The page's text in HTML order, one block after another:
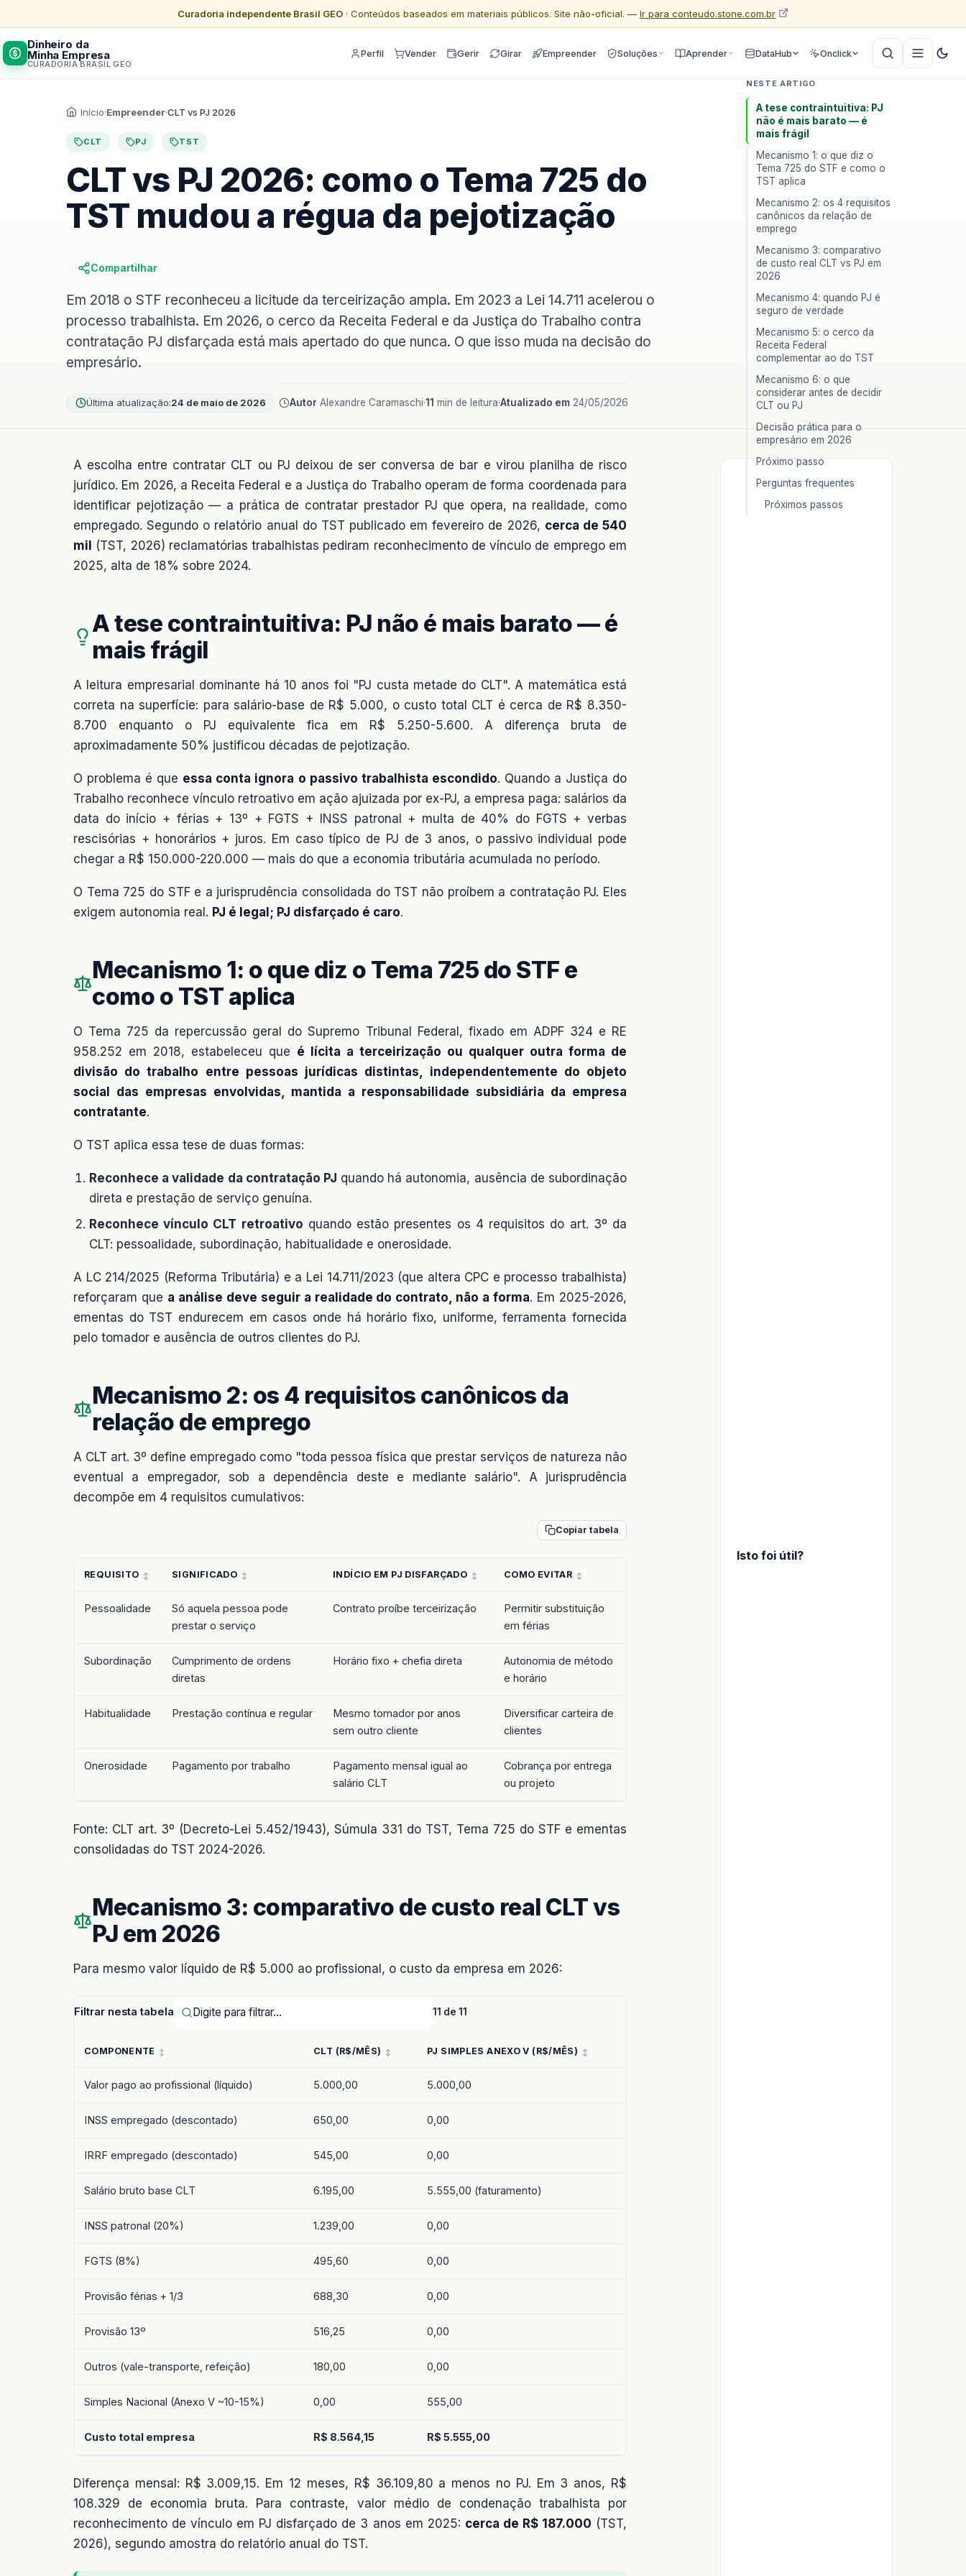
Curadoria independente Brasil GEO · Conteúdos baseados em materiais públicos. Site não-oficial. — Ir para conteudo.stone.com.br
Dinheiro da
Minha Empresa
CURADORIA BRASIL GEO
Perfil Vender Gerir Girar Empreender Soluções Aprender DataHub Onclick
Início·Empreender·CLT vs PJ 2026
CLT PJ TST
CLT vs PJ 2026: como o Tema 725 do
TST mudou a régua da pejotização
Compartilhar
Em 2018 o STF reconheceu a licitude da terceirização ampla. Em 2023 a Lei 14.711 acelerou o
processo trabalhista. Em 2026, o cerco da Receita Federal e da Justiça do Trabalho contra
contratação PJ disfarçada está mais apertado do que nunca. O que isso muda na decisão do
empresário.
Última atualização:24 de maio de 2026 Autor Alexandre Caramaschi·11 min de leitura·Atualizado em 24/05/2026
A escolha entre contratar CLT ou PJ deixou de ser conversa de bar e virou planilha de risco
jurídico. Em 2026, a Receita Federal e a Justiça do Trabalho operam de forma coordenada para
identificar pejotização — a prática de contratar prestador PJ que opera, na realidade, como
empregado. Segundo o relatório anual do TST publicado em fevereiro de 2026, cerca de 540
mil (TST, 2026) reclamatórias trabalhistas pediram reconhecimento de vínculo de emprego em
2025, alta de 18% sobre 2024.
A tese contraintuitiva: PJ não é mais barato — é
mais frágil
A leitura empresarial dominante há 10 anos foi "PJ custa metade do CLT". A matemática está
correta na superfície: para salário-base de R$ 5.000, o custo total CLT é cerca de R$ 8.350-
8.700 enquanto o PJ equivalente fica em R$ 5.250-5.600. A diferença bruta de
aproximadamente 50% justificou décadas de pejotização.
O problema é que essa conta ignora o passivo trabalhista escondido. Quando a Justiça do
Trabalho reconhece vínculo retroativo em ação ajuizada por ex-PJ, a empresa paga: salários da
data do início + férias + 13º + FGTS + INSS patronal + multa de 40% do FGTS + verbas
rescisórias + honorários + juros. Em caso típico de PJ de 3 anos, o passivo individual pode
chegar a R$ 150.000-220.000 — mais do que a economia tributária acumulada no período.
O Tema 725 do STF e a jurisprudência consolidada do TST não proíbem a contratação PJ. Eles
exigem autonomia real. PJ é legal; PJ disfarçado é caro.
Mecanismo 1: o que diz o Tema 725 do STF e
como o TST aplica
O Tema 725 da repercussão geral do Supremo Tribunal Federal, fixado em ADPF 324 e RE
958.252 em 2018, estabeleceu que é lícita a terceirização ou qualquer outra forma de
divisão do trabalho entre pessoas jurídicas distintas, independentemente do objeto
social das empresas envolvidas, mantida a responsabilidade subsidiária da empresa
contratante.
O TST aplica essa tese de duas formas:
Reconhece a validade da contratação PJ quando há autonomia, ausência de subordinação
direta e prestação de serviço genuína.
Reconhece vínculo CLT retroativo quando estão presentes os 4 requisitos do art. 3º da
CLT: pessoalidade, subordinação, habitualidade e onerosidade.
A LC 214/2025 (Reforma Tributária) e a Lei 14.711/2023 (que altera CPC e processo trabalhista)
reforçaram que a análise deve seguir a realidade do contrato, não a forma. Em 2025-2026,
ementas do TST endurecem em casos onde há horário fixo, uniforme, ferramenta fornecida
pelo tomador e ausência de outros clientes do PJ.
Mecanismo 2: os 4 requisitos canônicos da
relação de emprego
A CLT art. 3º define empregado como "toda pessoa física que prestar serviços de natureza não
eventual a empregador, sob a dependência deste e mediante salário". A jurisprudência
decompõe em 4 requisitos cumulativos:
Copiar tabela
REQUISITO SIGNIFICADO INDÍCIO EM PJ DISFARÇADO COMO EVITAR
Pessoalidade
Só aquela pessoa pode
prestar o serviço
Contrato proíbe terceirização
Permitir substituição
em férias
Subordinação
Cumprimento de ordens
diretas
Horário fixo + chefia direta
Autonomia de método
e horário
Habitualidade Prestação contínua e regular
Mesmo tomador por anos
sem outro cliente
Diversificar carteira de
clientes
Onerosidade Pagamento por trabalho
Pagamento mensal igual ao
salário CLT
Cobrança por entrega
ou projeto
Fonte: CLT art. 3º (Decreto-Lei 5.452/1943), Súmula 331 do TST, Tema 725 do STF e ementas
consolidadas do TST 2024-2026.
Mecanismo 3: comparativo de custo real CLT vs
PJ em 2026
Para mesmo valor líquido de R$ 5.000 ao profissional, o custo da empresa em 2026:
Filtrar nesta tabela 11 de 11
COMPONENTE CLT (R$/MÊS) PJ SIMPLES ANEXO V (R$/MÊS)
Valor pago ao profissional (líquido) 5.000,00 5.000,00
INSS empregado (descontado) 650,00 0,00
IRRF empregado (descontado) 545,00 0,00
Salário bruto base CLT 6.195,00 5.555,00 (faturamento)
INSS patronal (20%) 1.239,00 0,00
FGTS (8%) 495,60 0,00
Provisão férias + 1/3 688,30 0,00
Provisão 13º 516,25 0,00
Outros (vale-transporte, refeição) 180,00 0,00
Simples Nacional (Anexo V ~10-15%) 0,00 555,00
Custo total empresa R$ 8.564,15 R$ 5.555,00
Diferença mensal: R$ 3.009,15. Em 12 meses, R$ 36.109,80 a menos no PJ. Em 3 anos, R$
108.329 de economia bruta. Para contraste, valor médio de condenação trabalhista por
reconhecimento de vínculo em PJ disfarçado de 3 anos em 2025: cerca de R$ 187.000 (TST,
2026), segundo amostra do relatório anual do TST.
Isto foi útil?
NESTE ARTIGO
A tese contraintuitiva: PJ
não é mais barato — é
mais frágil
Mecanismo 1: o que diz o
Tema 725 do STF e como o
TST aplica
Mecanismo 2: os 4 requisitos
canônicos da relação de
emprego
Mecanismo 3: comparativo
de custo real CLT vs PJ em
2026
Mecanismo 4: quando PJ é
seguro de verdade
Mecanismo 5: o cerco da
Receita Federal
complementar ao do TST
Mecanismo 6: o que
considerar antes de decidir
CLT ou PJ
Decisão prática para o
empresário em 2026
Próximo passo
Perguntas frequentes
Próximos passos